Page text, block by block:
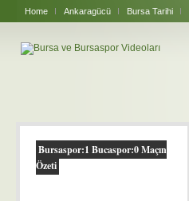
Home Ankaragücü Bursa Tarihi
Bursaspor:1 Bucaspor:0 Maçın
Özeti